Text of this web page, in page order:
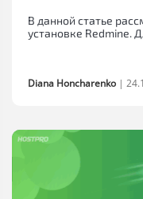
В данной статье
установке Redmine.
Diana Honcharenko |